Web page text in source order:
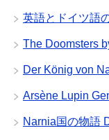
英語とドイツ語
The Doomsters
Der König von
Arsène Lupin
Narnia国の物語